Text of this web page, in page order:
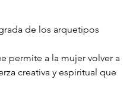
de los arquetipos
permite a la mujer volver a
creativa y espiritual que